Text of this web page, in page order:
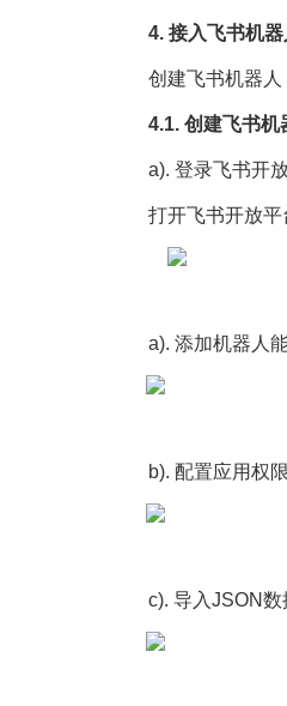
4. 接入飞书机器
创建飞书机器人
4.1. 创建飞书机
a). 登录飞书开
打开飞书开放平
a). 添加机器人
b). 配置应用权限
c). 导入JSON数